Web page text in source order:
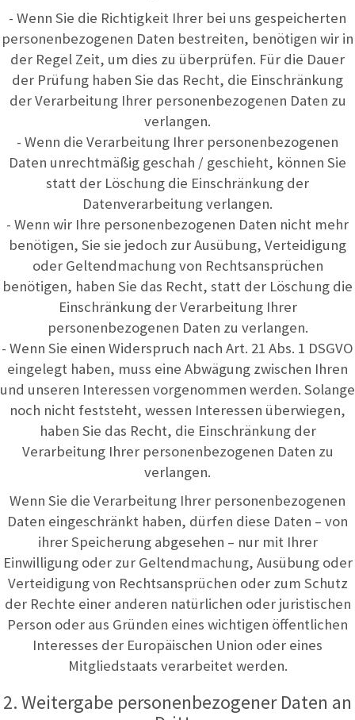
- Wenn Sie die Richtigkeit Ihrer bei uns gespeicherten
personenbezogenen Daten bestreiten, benötigen wir in
der Regel Zeit, um dies zu überprüfen. Für die Dauer
der Prüfung haben Sie das Recht, die Einschränkung
der Verarbeitung Ihrer personenbezogenen Daten zu
verlangen.
- Wenn die Verarbeitung Ihrer personenbezogenen
Daten unrechtmäßig geschah / geschieht, können Sie
statt der Löschung die Einschränkung der
Datenverarbeitung verlangen.
- Wenn wir Ihre personenbezogenen Daten nicht mehr
benötigen, Sie sie jedoch zur Ausübung, Verteidigung
oder Geltendmachung von Rechtsansprüchen
benötigen, haben Sie das Recht, statt der Löschung die
Einschränkung der Verarbeitung Ihrer
personenbezogenen Daten zu verlangen.
- Wenn Sie einen Widerspruch nach Art. 21 Abs. 1 DSGVO
eingelegt haben, muss eine Abwägung zwischen Ihren
und unseren Interessen vorgenommen werden. Solange
noch nicht feststeht, wessen Interessen überwiegen,
haben Sie das Recht, die Einschränkung der
Verarbeitung Ihrer personenbezogenen Daten zu
verlangen.
Wenn Sie die Verarbeitung Ihrer personenbezogenen
Daten eingeschränkt haben, dürfen diese Daten – von
ihrer Speicherung abgesehen – nur mit Ihrer
Einwilligung oder zur Geltendmachung, Ausübung oder
Verteidigung von Rechtsansprüchen oder zum Schutz
der Rechte einer anderen natürlichen oder juristischen
Person oder aus Gründen eines wichtigen öffentlichen
Interesses der Europäischen Union oder eines
Mitgliedstaats verarbeitet werden.
2. Weitergabe personenbezogener Daten an